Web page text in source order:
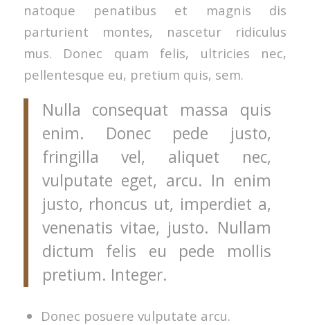
natoque penatibus et magnis dis
parturient montes, nascetur ridiculus
mus. Donec quam felis, ultricies nec,
pellentesque eu, pretium quis, sem.
Nulla consequat massa quis
enim. Donec pede justo,
fringilla vel, aliquet nec,
vulputate eget, arcu. In enim
justo, rhoncus ut, imperdiet a,
venenatis vitae, justo. Nullam
dictum felis eu pede mollis
pretium. Integer.
Donec posuere vulputate arcu.